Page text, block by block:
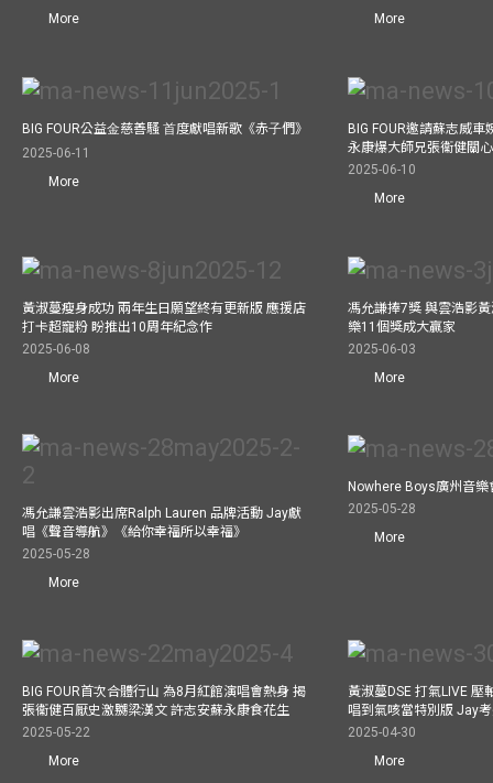
More
More
BIG FOUR公益⾦慈善騷 ⾸度獻唱新歌《赤⼦們》
2025-06-11
More
BIG FOUR邀請蘇志威
永康爆大師兄張衞健關
2025-06-10
More
黃淑蔓瘦身成功 兩年生日願望終有更新版 應援店
打卡超寵粉 盼推出10周年紀念作
2025-06-08
More
馮允謙捧7獎 與雲浩影
樂11個獎成大贏家
2025-06-03
More
馮允謙雲浩影出席Ralph Lauren 品牌活動 Jay獻
唱《聲音導航》《給你幸福所以幸福》
2025-05-28
More
Nowhere Boys廣州音
2025-05-28
More
BIG FOUR首次合體行山 為8月紅館演唱會熱身 揭
張衞健百厭史激嬲梁漢文 許志安蘇永康食花生
2025-05-22
More
黃淑蔓DSE 打氣LIVE
唱到氣咳當特別版 Jay
2025-04-30
More